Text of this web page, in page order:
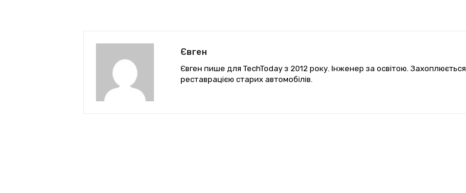
Євген
Євген пише для TechToday з 2012 року. Інженер за освітою. Захоплюється
реставрацією старих автомобілів.